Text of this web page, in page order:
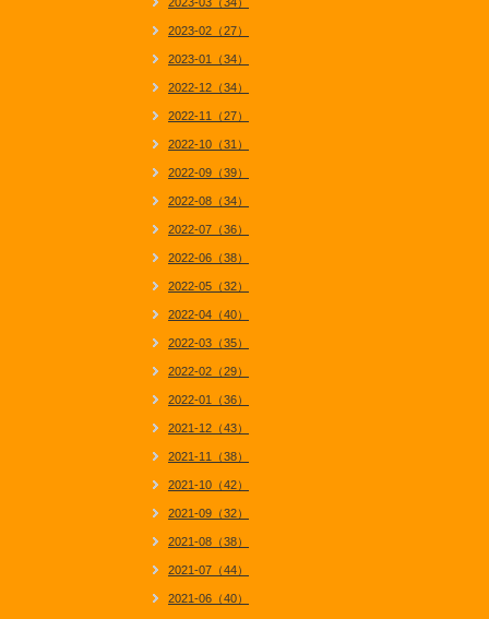
2023-02（27）
2023-01（34）
2022-12（34）
2022-11（27）
2022-10（31）
2022-09（39）
2022-08（34）
2022-07（36）
2022-06（38）
2022-05（32）
2022-04（40）
2022-03（35）
2022-02（29）
2022-01（36）
2021-12（43）
2021-11（38）
2021-10（42）
2021-09（32）
2021-08（38）
2021-07（44）
2021-06（40）